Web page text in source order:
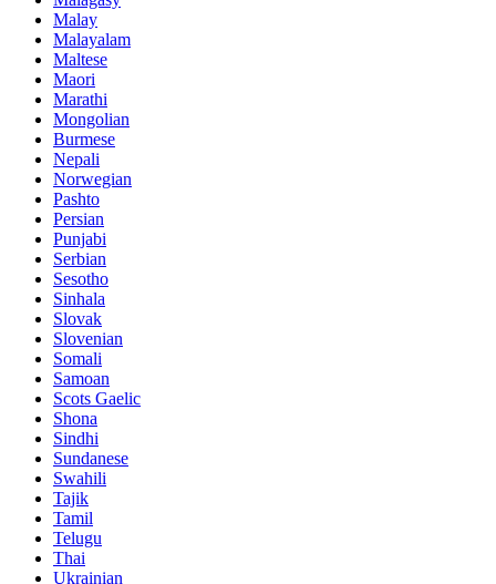
Malay
Malayalam
Maltese
Maori
Marathi
Mongolian
Burmese
Nepali
Norwegian
Pashto
Persian
Punjabi
Serbian
Sesotho
Sinhala
Slovak
Slovenian
Somali
Samoan
Scots Gaelic
Shona
Sindhi
Sundanese
Swahili
Tajik
Tamil
Telugu
Thai
Ukrainian